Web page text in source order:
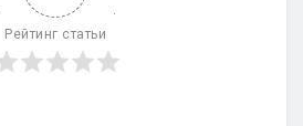
Рейтинг статьи